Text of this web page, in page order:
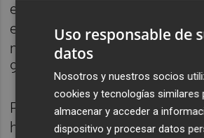
en las 200 hectáreas que la
encima de 2.300 metros
mar. Una concesión que le
99 años.
Para ascender al Vignemale,
hacerlo por Cauterets, el
Uso responsable de
datos
Nosotros y nuestros socios
cookies y tecnologías similares
almacenar y acceder a
dispositivo y procesar datos